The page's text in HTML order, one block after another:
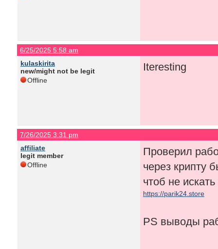
6/25/2025 5:58 am
kulaskirita
new/might not be legit
Offline
Iteresting
7/26/2025 3:31 pm
affiliate
legit member
Offline
Проверил
через крипту
чтоб не искать
https://parik24.store
PS выводы